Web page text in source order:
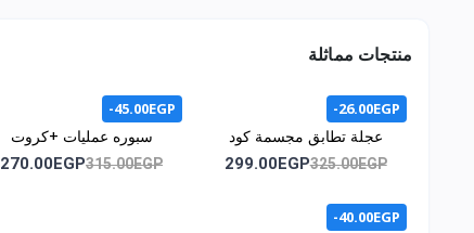
منتجات مماثلة
-26.00EGP
عجلة تطابق مجسمة كود
1071325.00EGP
299.00EGP
-45.00EGP
سبوره عمليات +كروت
اشكال هندسيه +كروت /كود
315.00EGP
270.00EGP
-40.00EGP